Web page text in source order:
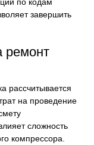
по кодам
завершить
ремонт
рассчитывается
на проведение
сложность
компрессора.